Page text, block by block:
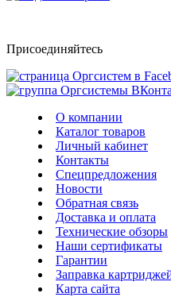
Присоединяйтесь
О компании
Каталог товаров
Личный кабинет
Контакты
Спецпредложения
Новости
Обратная связь
Доставка и оплата
Технические обзоры
Наши сертификаты
Гарантии
Заправка
Карта сайта